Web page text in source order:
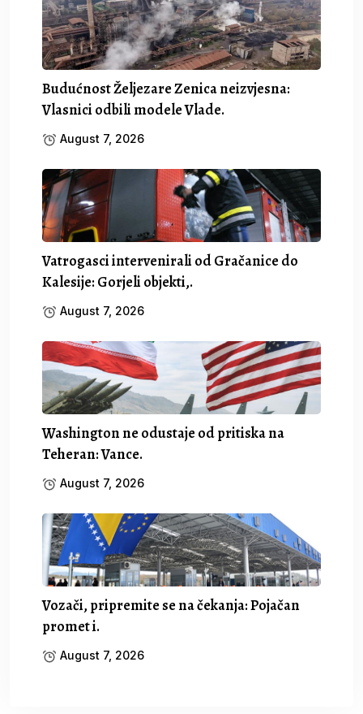
Budućnost Željezare Zenica neizvjesna:
Vlasnici odbili modele Vlade.
August 7, 2026
Vatrogasci intervenirali od Gračanice do
Kalesije: Gorjeli objekti,.
August 7, 2026
Washington ne odustaje od pritiska na
Teheran: Vance.
August 7, 2026
Vozači, pripremite se na čekanja: Pojačan
promet i.
August 7, 2026